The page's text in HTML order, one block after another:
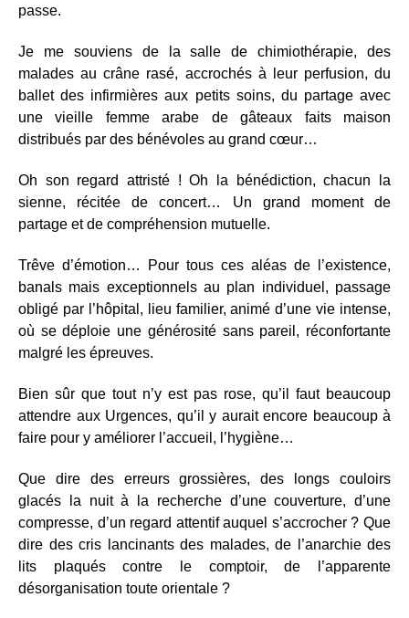
passe.
Je me souviens de la salle de chimiothérapie, des
malades au crâne rasé, accrochés à leur perfusion, du
ballet des infirmières aux petits soins, du partage avec
une vieille femme arabe de gâteaux faits maison
distribués par des bénévoles au grand cœur…
Oh son regard attristé ! Oh la bénédiction, chacun la
sienne, récitée de concert… Un grand moment de
partage et de compréhension mutuelle.
Trêve d’émotion… Pour tous ces aléas de l’existence,
banals mais exceptionnels au plan individuel, passage
obligé par l’hôpital, lieu familier, animé d’une vie intense,
où se déploie une générosité sans pareil, réconfortante
malgré les épreuves.
Bien sûr que tout n’y est pas rose, qu’il faut beaucoup
attendre aux Urgences, qu’il y aurait encore beaucoup à
faire pour y améliorer l’accueil, l’hygiène…
Que dire des erreurs grossières, des longs couloirs
glacés la nuit à la recherche d’une couverture, d’une
compresse, d’un regard attentif auquel s’accrocher ? Que
dire des cris lancinants des malades, de l’anarchie des
lits plaqués contre le comptoir, de l’apparente
désorganisation toute orientale ?